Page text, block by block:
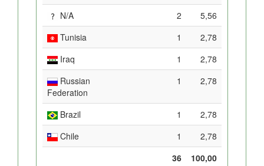
N/A 2
5,56
Tunisia
1
2,78
Iraq
1
2,78
Russian
Federation
1 2,78
Brazil 1
2,78
Chile
1
2,78
36
100,00